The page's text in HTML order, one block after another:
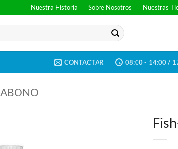
Nuestra Historia Sobre Nosotros Nuestras
CONTACTAR 08:00 - 14:00 /
ABONO